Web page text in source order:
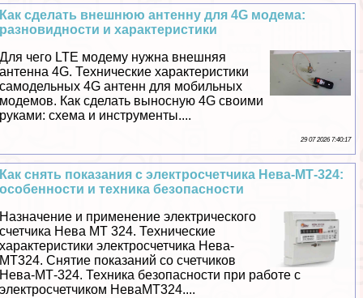
Как сделать внешнюю антенну для 4G модема:
разновидности и хаpaктеристики
Для чего LTE модему нужна внешняя
антенна 4G. Технические хаpaктеристики
самодельных 4G антенн для мобильных
модемов. Как сделать выносную 4G своими
руками: схема и инструменты....
29 07 2026 7:40:17
Как снять показания с электросчетчика Нева-МТ-324:
особенности и техника безопасности
Назначение и применение электрического
счетчика Нева МТ 324. Технические
хаpaктеристики электросчетчика Нева-
МТ324. Снятие показаний со счетчиков
Нева-МТ-324. Техника безопасности при работе с
электросчетчиком НеваМТ324....